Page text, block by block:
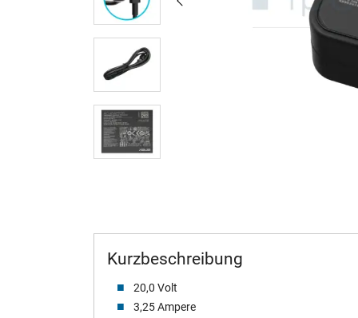
Kurzbeschreibung
20,0 Volt
3,25 Ampere